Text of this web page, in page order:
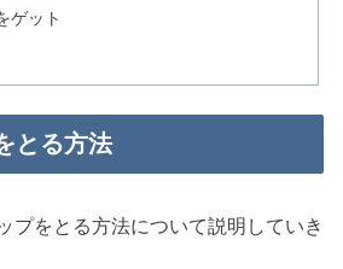
ゲット
とる方法
プをとる方法について説明していき